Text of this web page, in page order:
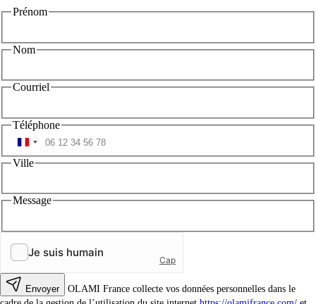
Prénom
Nom
Courriel
Téléphone
Ville
Message
Envoyer
OLAMI France collecte vos données personnelles dans le